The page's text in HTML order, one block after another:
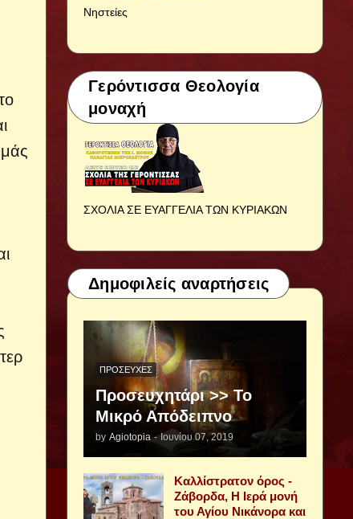
Νηστείες
Γερόντισσα Θεολογία
μοναχή
ΣΧΟΛΙΑ ΣΕ ΕΥΑΓΓΕΛΙΑ ΤΩΝ ΚΥΡΙΑΚΩΝ
Δημοφιλείς αναρτήσεις
ΠΡΟΣΕΥΧΈΣ
Προσευχητάρι >> Το
Μικρό Απόδειπνο
by Agiotopia - Ιουνίου 07, 2019
Καλλίστρατον όρος -
Ζάβορδα, Η Ιερά μονή
του Αγίου Νικάνορα και